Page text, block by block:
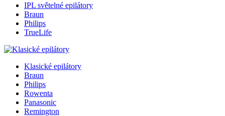
IPL světelné epilátory
Braun
Philips
TrueLife
Klasické epilátory
Braun
Philips
Rowenta
Panasonic
Remington